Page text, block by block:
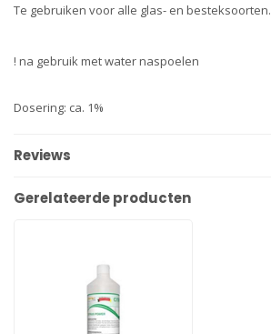
Te gebruiken voor alle glas- en besteksoorten.
! na gebruik met water naspoelen
Dosering: ca. 1%
Reviews
Gerelateerde producten